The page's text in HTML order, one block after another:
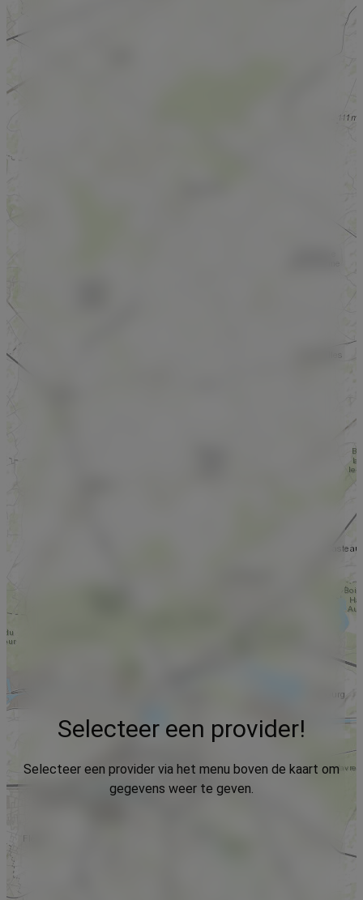
Selecteer een provider!
Selecteer een provider via het menu boven de kaart om
gegevens weer te geven.